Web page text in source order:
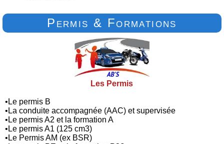
Permis & Formations
Les Permis
• Le permis B
• La conduite accompagnée (AAC) et supervisée
• Le permis A2 et la formation A
• Le permis A1 (125 cm3)
• Le Permis AM (ex BSR)